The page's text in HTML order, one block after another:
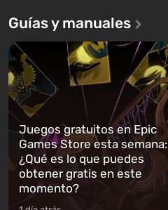
primera vez, el juego contará la
historia de tres personajes: Michael,
Trevor y Franklin, entre los cuales
podrás cambi...
Guías y manuales
Juegos gratuitos en Epic
Games Store esta semana:
¿Qué es lo que puedes
obtener gratis en este
momento?